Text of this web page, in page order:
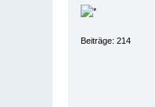
Beiträge: 214